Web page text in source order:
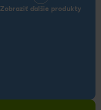
Zobraziť ďalšie produkty